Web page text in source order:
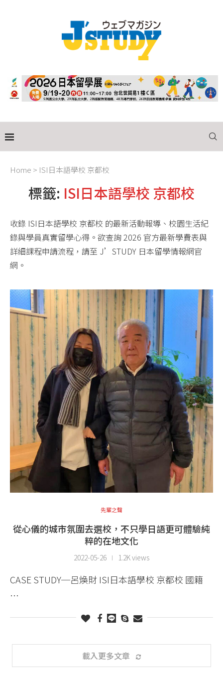
Home > ISI日本語學校 京都校
標籤: ISI日本語學校 京都校
收錄 ISI日本語學校 京都校 的最新活動報導、校園生活紀
錄與學員真實留學心得。欲查詢 2026 官方最新學費表與
詳細課程申請流程，請至 J’STUDY 日本留學情報網官
網。
先輩之聲
從心儀的城市氛圍去選校，不只學日語更可體驗純
粹的在地文化
2022-05-26 1.2K views
CASE STUDY─呂煥財 ISI日本語學校 京都校 國籍
…
載入更多文章